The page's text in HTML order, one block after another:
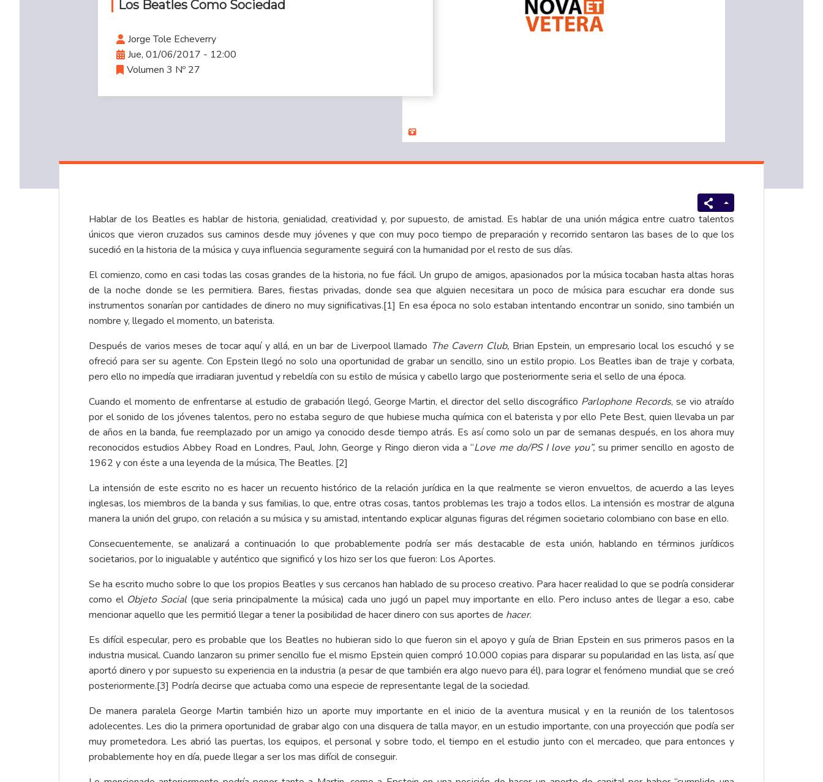
Los Beatles Como Sociedad
Jorge Tole Echeverry
Jue, 01/06/2017 - 12:00
Volumen 3 Nº 27
Hablar de los Beatles es hablar de historia, genialidad, creatividad y, por supuesto, de amistad. Es hablar de una unión mágica entre cuatro talentos
únicos que vieron cruzados sus caminos desde muy jóvenes y que con muy poco tiempo de preparación y recorrido sentaron las bases de lo que los
sucedió en la historia de la música y cuya influencia seguramente seguirá con la humanidad por el resto de sus días.
El comienzo, como en casi todas las cosas grandes de la historia, no fue fácil. Un grupo de amigos, apasionados por la música tocaban hasta altas horas
de la noche donde se les permitiera. Bares, fiestas privadas, donde sea que alguien necesitara un poco de música para escuchar era donde sus
instrumentos sonarían por cantidades de dinero no muy significativas.[1] En esa época no solo estaban intentando encontrar un sonido, sino también un
nombre y, llegado el momento, un baterista.
Después de varios meses de tocar aquí y allá, en un bar de Liverpool llamado The Cavern Club, Brian Epstein, un empresario local los escuchó y se
ofreció para ser su agente. Con Epstein llegó no solo una oportunidad de grabar un sencillo, sino un estilo propio. Los Beatles iban de traje y corbata,
pero ello no impedía que irradiaran juventud y rebeldía con su estilo de música y cabello largo que posteriormente seria el sello de una época.
Cuando el momento de enfrentarse al estudio de grabación llegó, George Martin, el director del sello discográfico Parlophone Records, se vio atraído
por el sonido de los jóvenes talentos, pero no estaba seguro de que hubiese mucha química con el baterista y por ello Pete Best, quien llevaba un par
de años en la banda, fue reemplazado por un amigo ya conocido desde tiempo atrás. Es así como solo un par de semanas después, en los ahora muy
reconocidos estudios Abbey Road en Londres, Paul, John, George y Ringo dieron vida a “Love me do/PS I love you”, su primer sencillo en agosto de
1962 y con éste a una leyenda de la música, The Beatles. [2]
La intensión de este escrito no es hacer un recuento histórico de la relación jurídica en la que realmente se vieron envueltos, de acuerdo a las leyes
inglesas, los miembros de la banda y sus familias, lo que, entre otras cosas, tantos problemas les trajo a todos ellos. La intensión es mostrar de alguna
manera la unión del grupo, con relación a su música y su amistad, intentando explicar algunas figuras del régimen societario colombiano con base en ello.
Consecuentemente, se analizará a continuación lo que probablemente podría ser más destacable de esta unión, hablando en términos jurídicos
societarios, por lo inigualable y auténtico que significó y los hizo ser los que fueron: Los Aportes.
Se ha escrito mucho sobre lo que los propios Beatles y sus cercanos han hablado de su proceso creativo. Para hacer realidad lo que se podría considerar
como el Objeto Social(que seria principalmente la música) cada uno jugó un papel muy importante en ello. Pero incluso antes de llegar a eso, cabe
mencionar aquello que les permitió llegar a tener la posibilidad de hacer dinero con sus aportes de hacer.
Es difícil especular, pero es probable que los Beatles no hubieran sido lo que fueron sin el apoyo y guía de Brian Epstein en sus primeros pasos en la
industria musical. Cuando lanzaron su primer sencillo fue el mismo Epstein quien compró 10.000 copias para disparar su popularidad en las lista, así que
aportó dinero y por supuesto su experiencia en la industria (a pesar de que también era algo nuevo para él), para lograr el fenómeno mundial que se creó
posteriormente.[3] Podría decirse que actuaba como una especie de representante legal de la sociedad.
De manera paralela George Martin también hizo un aporte muy importante en el inicio de la aventura musical y en la reunión de los talentosos
adolecentes. Les dio la primera oportunidad de grabar algo con una disquera de talla mayor, en un estudio importante, con una proyección que podía ser
muy prometedora. Les abrió las puertas, los equipos, el personal y sobre todo, el tiempo en el estudio junto con el mercadeo, que para entonces y
probablemente hoy en día, puede llegar a ser los mas difícil de conseguir.